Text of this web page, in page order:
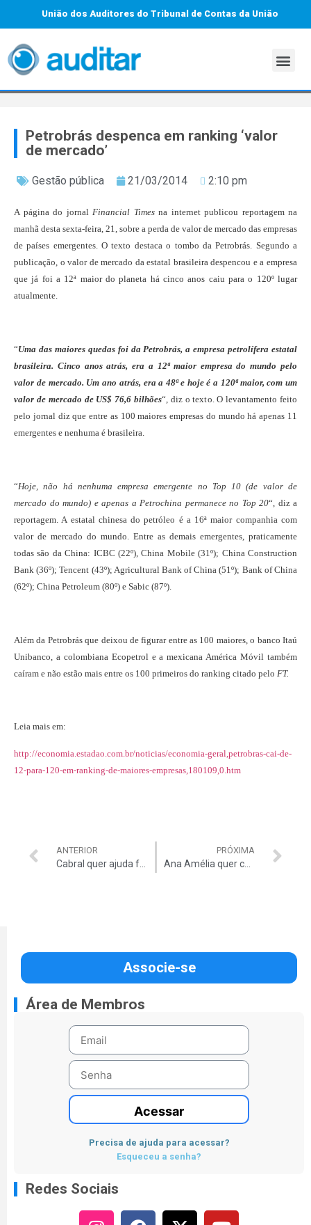
União dos Auditores do Tribunal de Contas da União
Petrobrás despenca em ranking ‘valor
de mercado’
Gestão pública 21/03/2014 2:10 pm
A página do jornal Financial Times na internet publicou reportagem na
manhã desta sexta-feira, 21, sobre a perda de valor de mercado das empresas
de países emergentes. O texto destaca o tombo da Petrobrás. Segundo a
publicação, o valor de mercado da estatal brasileira despencou e a empresa
que já foi a 12ª maior do planeta há cinco anos caiu para o 120º lugar
atualmente.
“Uma das maiores quedas foi da Petrobrás, a empresa petrolífera estatal
brasileira. Cinco anos atrás, era a 12ª maior empresa do mundo pelo
valor de mercado. Um ano atrás, era a 48ª e hoje é a 120ª maior, com um
valor de mercado de US$ 76,6 bilhões“, diz o texto. O levantamento feito
pelo jornal diz que entre as 100 maiores empresas do mundo há apenas 11
emergentes e nenhuma é brasileira.
“Hoje, não há nenhuma empresa emergente no Top 10 (de valor de
mercado do mundo) e apenas a Petrochina permanece no Top 20“, diz a
reportagem. A estatal chinesa do petróleo é a 16ª maior companhia com
valor de mercado do mundo. Entre as demais emergentes, praticamente
todas são da China: ICBC (22º), China Mobile (31º); China Construction
Bank (36º); Tencent (43º); Agricultural Bank of China (51º); Bank of China
(62º); China Petroleum (80º) e Sabic (87º).
Além da Petrobrás que deixou de figurar entre as 100 maiores, o banco Itaú
Unibanco, a colombiana Ecopetrol e a mexicana América Móvil também
caíram e não estão mais entre os 100 primeiros do ranking citado pelo FT.
Leia mais em:
http://economia.estadao.com.br/noticias/economia-geral,petrobras-cai-de-
12-para-120-em-ranking-de-maiores-empresas,180109,0.htm
ANTERIOR PRÓXIMA
Ana Amélia quer correção da tabela do IRPF
Associe-se
Área de Membros
Acessar
Precisa de ajuda para acessar?
Esqueceu a senha?
Redes Sociais